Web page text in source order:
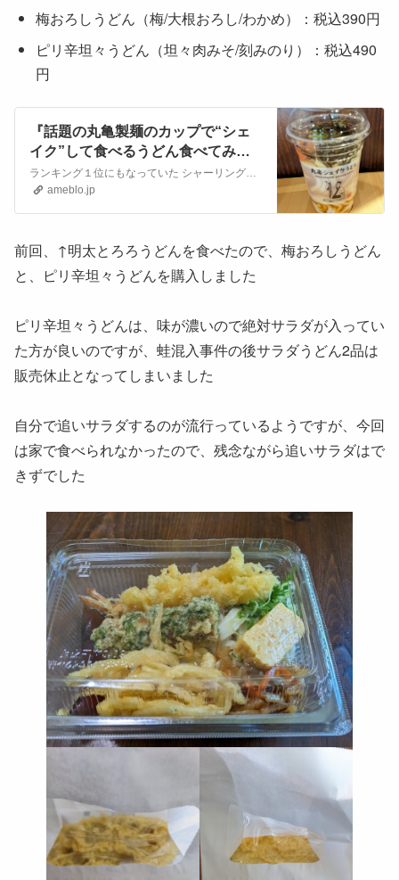
梅おろしうどん（梅/大根おろし/わかめ）：税込390円
ピリ辛坦々うどん（坦々肉みそ/刻みのり）：税込490
円
『話題の丸亀製麺のカップで“シェ
イク”して食べるうどん食べてみ
た！』
ameblo.jp
前回、↑明太とろろうどんを食べたので、 梅おろしうどん
と、
ピリ辛坦々うどんを購入しました
ピリ辛坦々うどんは、味が濃いので絶対サラダが入ってい
た方が良いのですが、 蛙混入事件の後サラダうどん2品は
販売休止となってしまいました
自分で追いサラダするのが流行っているようですが、今回
は家で食べられなかったので、残念ながら追いサラダはで
きずでした